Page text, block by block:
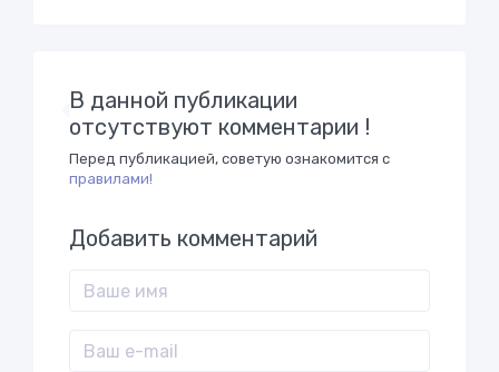
В данной публикации
отсутствуют комментарии !
Перед публикацией, советую ознакомится с
правилами!
Добавить комментарий